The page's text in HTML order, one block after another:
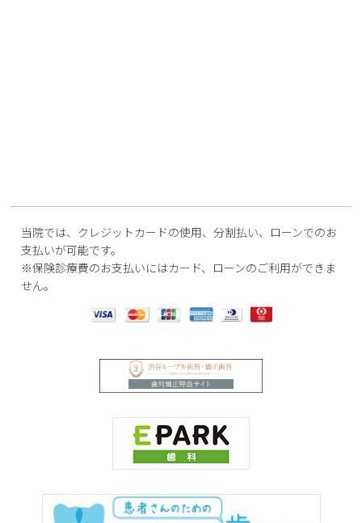
当院では、クレジットカードの使用、分割払い、ローンでのお
支払いが可能です。
※保険診療費のお支払いにはカード、ローンのご利用ができま
せん。